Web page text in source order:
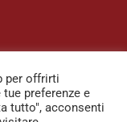
per offrirti
preferenze e
tutto", acconsenti